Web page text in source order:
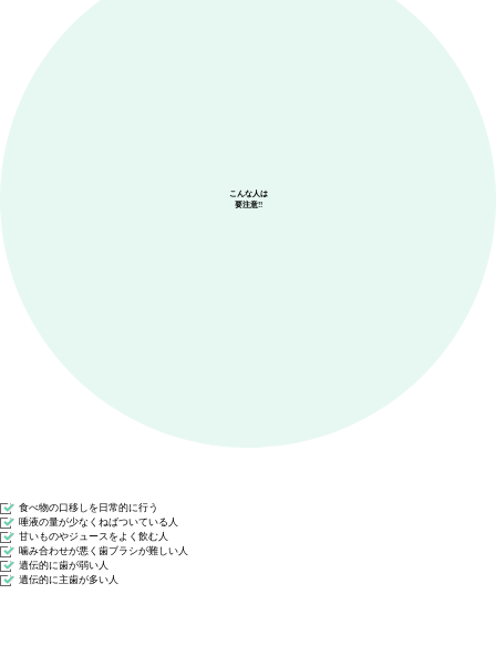
こんな人は
要注意!!
食べ物の口移しを日常的に行う
唾液の量が少なくねばついている人
甘いものやジュースをよく飲む人
噛み合わせが悪く歯ブラシが難しい人
遺伝的に歯が弱い人
遺伝的に主歯が多い人